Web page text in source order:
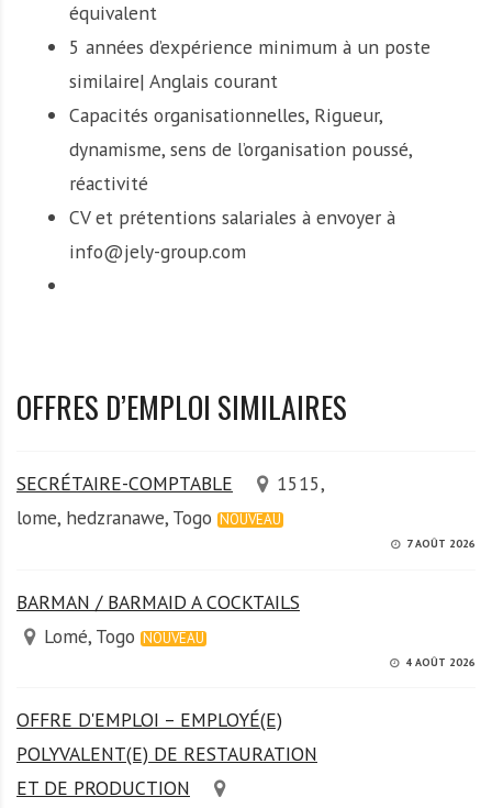
équivalent
5 années d’expérience minimum à un poste
similaire| Anglais courant
Capacités organisationnelles, Rigueur,
dynamisme, sens de l’organisation poussé,
réactivité
CV et prétentions salariales à envoyer à
info@jely-group.com
OFFRES D’EMPLOI SIMILAIRES
SECRÉTAIRE-COMPTABLE
1515,
lome, hedzranawe, Togo NOUVEAU
7 AOÛT 2026
BARMAN / BARMAID A COCKTAILS
Lomé, Togo NOUVEAU
4 AOÛT 2026
OFFRE D'EMPLOI – EMPLOYÉ(E)
POLYVALENT(E) DE RESTAURATION
ET DE PRODUCTION